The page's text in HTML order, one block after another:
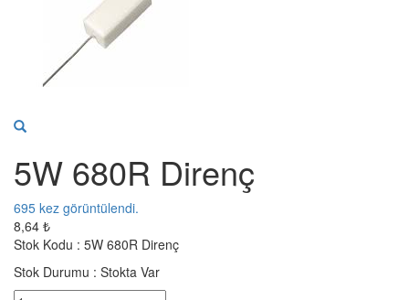
5W 680R Direnç
695 kez görüntülendi.
8,64 ₺
Stok Kodu : 5W 680R Direnç
Stok Durumu : Stokta Var